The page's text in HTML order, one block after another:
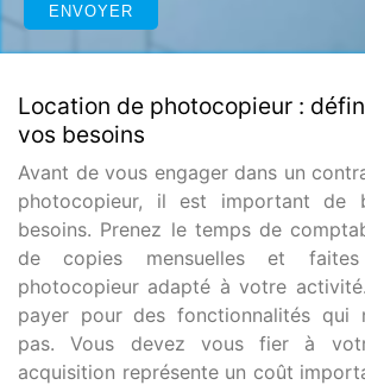
Location de photocopieur :
vos besoins
Avant de vous engager dans un
photocopieur, il est important de
besoins. Prenez le temps de
de copies mensuelles et
photocopieur adapté à votre
payer pour des fonctionnalités qui
pas. Vous devez vous fier à
acquisition représente un coût